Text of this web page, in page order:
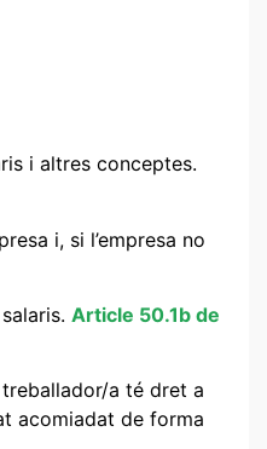
i altres conceptes.
i, si l’empresa no
Article 50.1b de
treballador/a té dret a
acomiadat de forma